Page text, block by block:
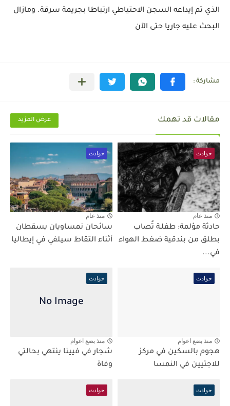
الذي تم إيداعه السجن الاحتياطي ارتباطا بجريمة سرقة. ومازال
البحث عليه جاريا حتى الآن
مقالات قد تهمك عرض المزيد
حوادث
منذ عام
حادثة مؤلمة: طفلـة تُصاب
بطلق من بندقية ضغط الهواء
في...
حوادث
منذ عام
سائحان نمساويان يسقطان
أثناء التقاط سيلفي في إيطاليا
حوادث
منذ بضع اعوام
هجوم بالسكين في مركز
للاجئيين في النمسا
حوادث
منذ بضع اعوام
شجار في فيينا ينتهي بحالتي
وفاة
حوادث حوادث